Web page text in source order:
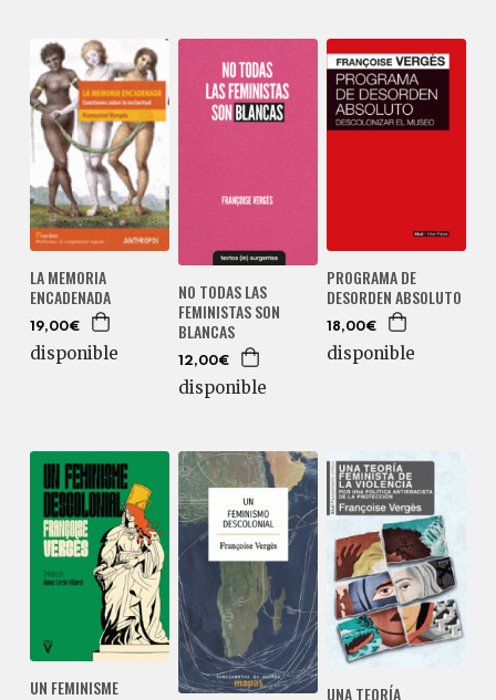
LA MEMORIA
ENCADENADA
19,00€
disponible
NO TODAS LAS
FEMINISTAS SON
BLANCAS
12,00€
disponible
PROGRAMA DE
DESORDEN ABSOLUTO
18,00€
disponible
UN FEMINISME
UNA TEORÍA